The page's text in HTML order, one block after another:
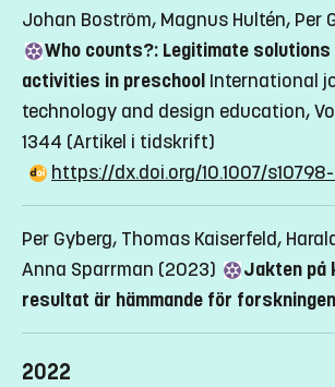
Johan Boström, Magnus Hultén, Per
Who counts?: Legitimate
activities in preschool International
technology and design education,
1344 (Artikel i tidskrift)
https://dx.doi.org/10.1007/
Per Gyberg, Thomas Kaiserfeld,
Anna Sparrman (2023)
Jakten på
resultat är hämmande för forskningen
2022